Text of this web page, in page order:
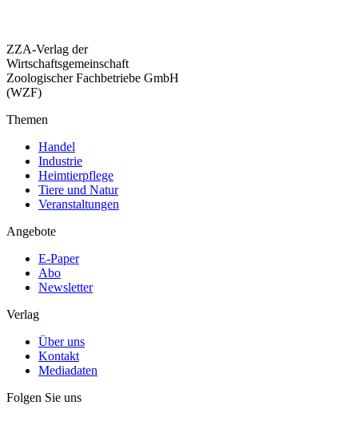
ZZA-Verlag der
Wirtschaftsgemeinschaft
Zoologischer Fachbetriebe GmbH
(WZF)
Themen
Handel
Industrie
Heimtierpflege
Tiere und Natur
Veranstaltungen
Angebote
E-Paper
Abo
Newsletter
Verlag
Über uns
Kontakt
Mediadaten
Folgen Sie uns